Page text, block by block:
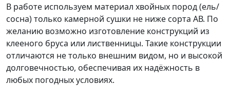
В работе используем материал хвойных пород (ель/
сосна) только камерной сушки не ниже сорта АВ. По
желанию возможно изготовление конструкций из
клееного бруса или лиственницы. Такие конструкции
отличаются не только внешним видом, но и высокой
долговечностью, обеспечивая их надёжность в
любых погодных условиях.